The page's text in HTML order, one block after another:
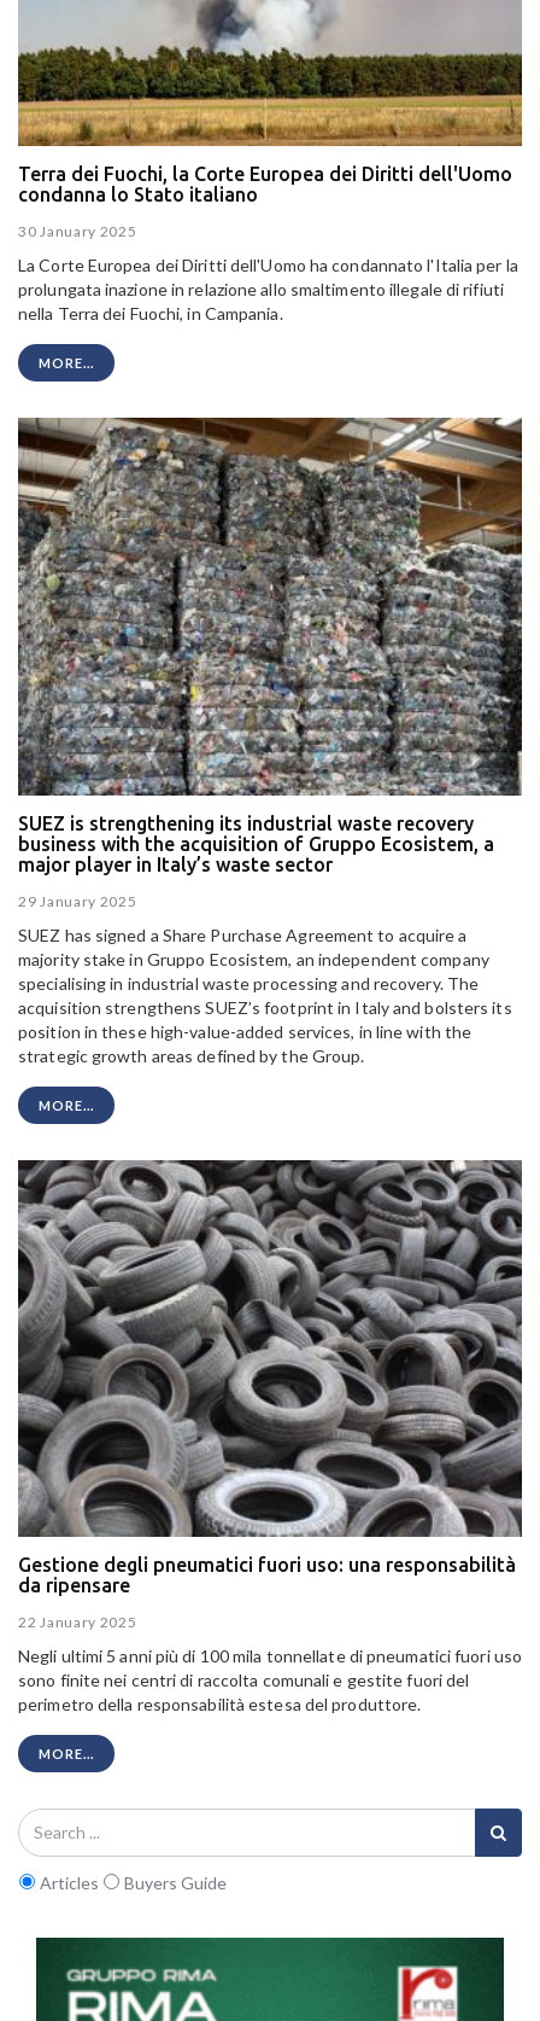
Terra dei Fuochi, la Corte Europea dei Diritti dell'Uomo
condanna lo Stato italiano
30 January 2025
La Corte Europea dei Diritti dell'Uomo ha condannato l'Italia per la
prolungata inazione in relazione allo smaltimento illegale di rifiuti
nella Terra dei Fuochi, in Campania.
MORE...
SUEZ is strengthening its industrial waste recovery
business with the acquisition of Gruppo Ecosistem, a
major player in Italy’s waste sector
29 January 2025
SUEZ has signed a Share Purchase Agreement to acquire a
majority stake in Gruppo Ecosistem, an independent company
specialising in industrial waste processing and recovery. The
acquisition strengthens SUEZ’s footprint in Italy and bolsters its
position in these high-value-added services, in line with the
strategic growth areas defined by the Group.
MORE...
Gestione degli pneumatici fuori uso: una responsabilità
da ripensare
22 January 2025
Negli ultimi 5 anni più di 100 mila tonnellate di pneumatici fuori uso
sono finite nei centri di raccolta comunali e gestite fuori del
perimetro della responsabilità estesa del produttore.
MORE...
Articles Buyers Guide